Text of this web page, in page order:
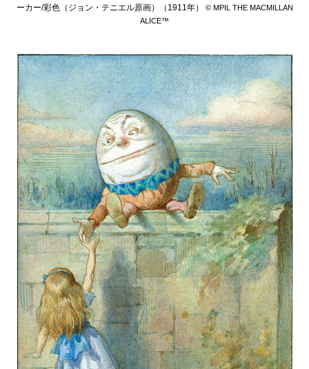
ーカー/彩色（ジョン・テニエル原画）（1911年）
© MPIL THE MACMILLAN
ALICE™